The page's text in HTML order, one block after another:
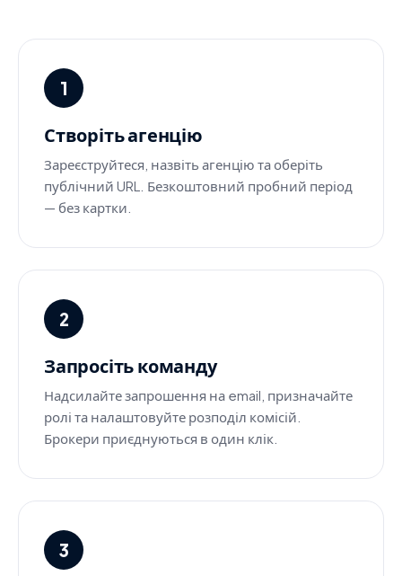
1
Створіть агенцію
Зареєструйтеся, назвіть агенцію та оберіть
публічний URL. Безкоштовний пробний період
— без картки.
2
Запросіть команду
Надсилайте запрошення на email, призначайте
ролі та налаштовуйте розподіл комісій.
Брокери приєднуються в один клік.
3